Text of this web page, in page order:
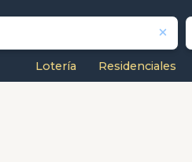
Lotería Residenciales